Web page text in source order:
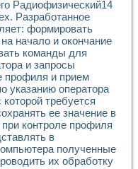
переходных процессов
разработке обучающих
тренажеров путем
и защиты ускорителя
процессом
газовой среды специальной
обеспечения с
NATIONAL INSTRUMENTS
термотрансферной
исследований на базе
для исследова¬ния
переходных процессов
Радиофизический14
Разработанное
формировать
начало и окончание
команды для
и запросы
профиля и прием
указанию оператора
требуется
ее значение в
контроле профиля
в
полученные
их обработку